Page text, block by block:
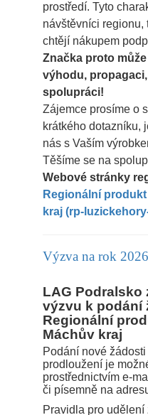
prostředí. Tyto
návštěvníci regionu,
chtějí nákupem
Značka proto
výhodu,
spolupráci!
Zájemce prosíme o
krátkého dotazníku,
nás s Vaším
Těšíme se na
Webové stránky
Regionální
kraj (rp-
Výzva na rok 2026
LAG Podralsko
výzvu k podání
Regionální
Máchův kraj
Podání nové
prodloužení je
prostřednictvím e-
či písemně na
Pravidla pro udělení